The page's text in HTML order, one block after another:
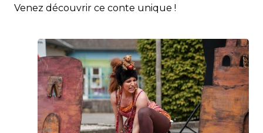
Venez découvrir ce conte unique !